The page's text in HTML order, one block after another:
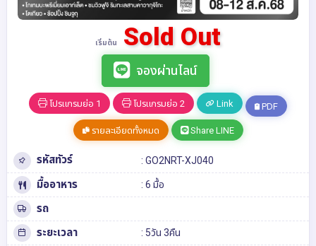
เริ่มต้น Sold Out
จองผ่านไลน์
โปรแกรมย่อ 1 โปรแกรมย่อ 2 Link PDF
รายละเอียดทั้งหมด Share LINE
รหัสทัวร์ : GO2NRT-XJ040
มื้ออาหาร : 6 มื้อ
รถ
ระยะเวลา
: 5วัน 3คืน